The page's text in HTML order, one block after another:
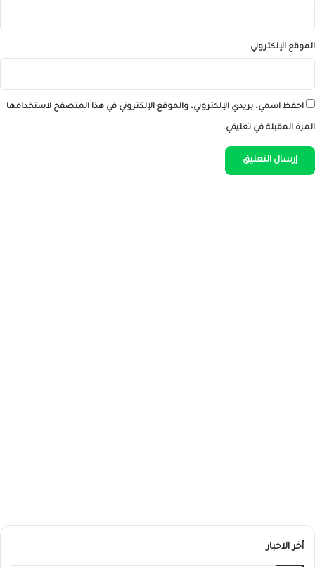
الموقع الإلكتروني
احفظ اسمي، بريدي الإلكتروني، والموقع الإلكتروني في هذا المتصفح لاستخدامها
المرة المقبلة في تعليقي.
أخر الاخبار